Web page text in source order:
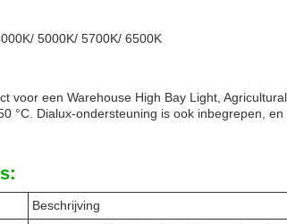
5000K/ 5700K/ 6500K
voor een Warehouse High Bay Light,
°C. Dialux-ondersteuning is ook inbegrepen,
Beschrijving